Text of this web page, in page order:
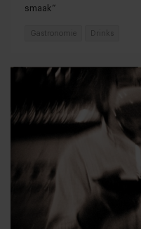
smaak”
Gastronomie Drinks